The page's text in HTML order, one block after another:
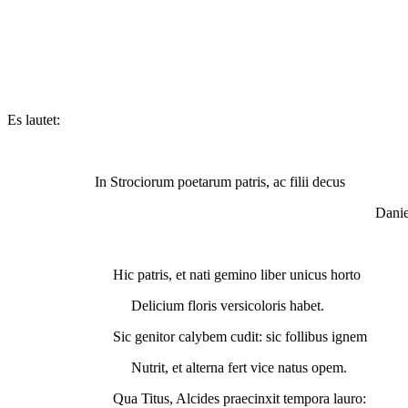
Es lautet:
In Strociorum poetarum patris, ac filii decus
Daniel
Hic patris, et nati gemino liber unicus horto
Delicium floris versicoloris habet.
Sic genitor calybem cudit: sic follibus ignem
Nutrit, et alterna fert vice natus opem.
Qua Titus, Alcides praecinxit tempora lauro: